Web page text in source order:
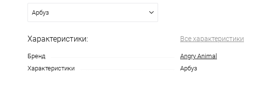
Арбуз
Характеристики: Все характеристики
Бренд
Angry Animal
Характеристики
Арбуз